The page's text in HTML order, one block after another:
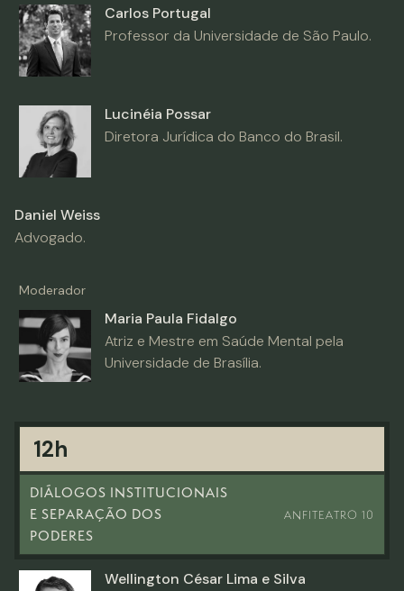
Carlos Portugal
Professor da Universidade de São Paulo.
Lucinéia Possar
Diretora Jurídica do Banco do Brasil.
Daniel Weiss
Advogado.
Moderador
Maria Paula Fidalgo
Atriz e Mestre em Saúde Mental pela
Universidade de Brasília.
12h
DIÁLOGOS INSTITUCIONAIS
E SEPARAÇÃO DOS
PODERES
ANFITEATRO 10
Wellington César Lima e Silva